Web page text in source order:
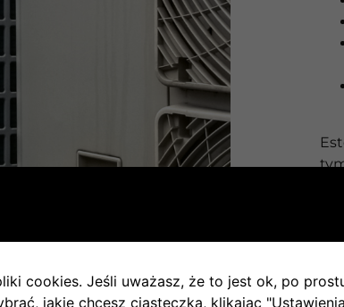
cookies. Jeśli uważasz, że to jest ok, po
jakie chcesz ciasteczka, klikając